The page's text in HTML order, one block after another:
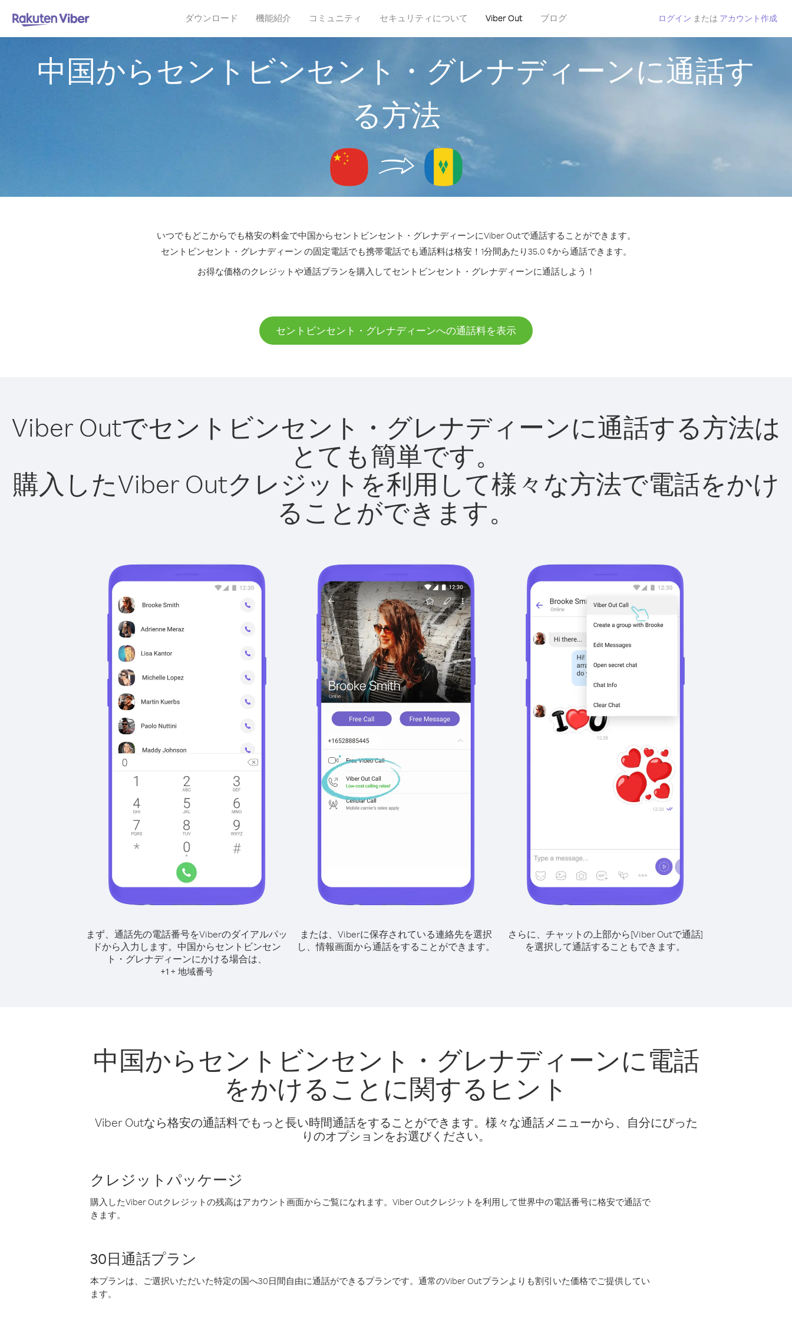
ダウンロード 機能紹介 コミュニティ セキュリティについて Viber Out ブログ ログイン または アカウント作成
中国からセントビンセント・グレナディーンに通話す
る方法
いつでもどこからでも格安の料金で中国からセントビンセント・グレナディーンにViber Outで通話することができます。
セントビンセント・グレナディーン の固定電話でも携帯電話でも通話料は格安！1分間あたり35.0 ¢から通話できます。
お得な価格のクレジットや通話プランを購入してセントビンセント・グレナディーンに通話しよう！
セントビンセント・グレナディーンへの通話料を表示
Viber Outでセントビンセント・グレナディーンに通話する方法は
とても簡単です。
購入したViber Outクレジットを利用して様々な方法で電話をかけ
ることができます。
まず、通話先の電話番号をViberのダイアルパッ
ドから入力します。 中国からセントビンセン
ト・グレナディーンにかける場合は、
+1 + 地域番号
または、Viberに保存されている連絡先を選択
し、情報画面から通話をすることができます。
さらに、チャットの上部から[Viber Outで通話]
を選択して通話することもできます。
中国からセントビンセント・グレナディーンに電話
をかけることに関するヒント
Viber Outなら格安の通話料でもっと長い時間通話をすることができます。様々な通話メニューから、自分にぴった
りのオプションをお選びください。
クレジットパッケージ
購入したViber Outクレジットの残高はアカウント画面からご覧になれます。Viber Outクレジットを利用して世界中の電話番号に格安で通話で
きます。
30日通話プラン
本プランは、ご選択いただいた特定の国へ30日間自由に通話ができるプランです。通常のViber Outプランよりも割引いた価格でご提供してい
ます。